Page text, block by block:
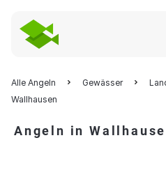
Alle Angeln Gewässer
Wallhausen
Angeln in